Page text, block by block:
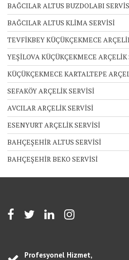
BAĞCILAR ALTUS BUZDOLABI
BAĞCILAR ALTUS KLİMA SERVİSİ
TEVFİKBEY KÜÇÜKÇEKMECE
YEŞİLOVA KÜÇÜKÇEKMECE ARÇELİK
KÜÇÜKÇEKMECE KARTALTEPE
SEFAKÖY ARÇELİK SERVİSİ
AVCILAR ARÇELİK SERVİSİ
ESENYURT ARÇELİK SERVİSİ
BAHÇEŞEHİR ALTUS SERVİSİ
BAHÇEŞEHİR BEKO SERVİSİ
Profesyonel Hizmet,